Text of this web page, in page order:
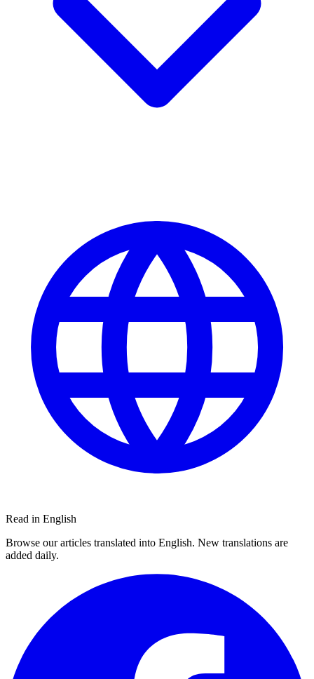
Read in English
Browse our articles translated into English. New translations are
added daily.